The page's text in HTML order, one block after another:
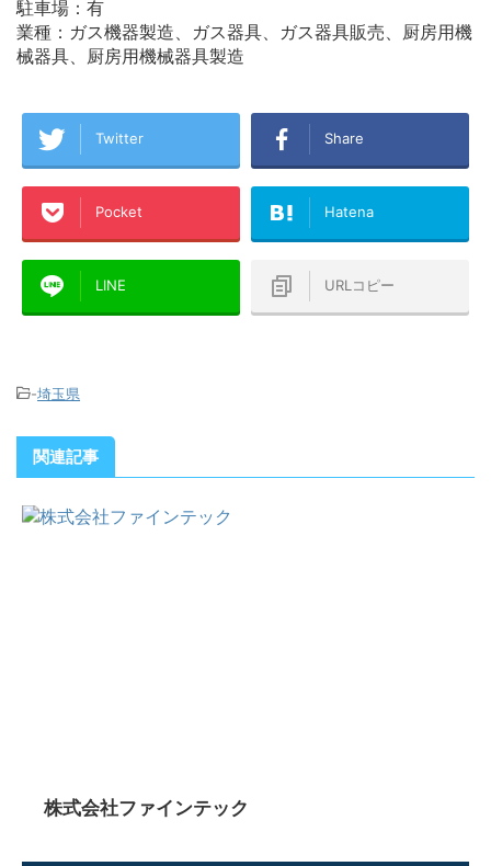
駐車場：有
業種：ガス機器製造、ガス器具、ガス器具販売、厨房用機
械器具、厨房用機械器具製造
Twitter Share
Pocket Hatena
LINE URLコピー
-埼玉県
関連記事
株式会社ファインテック